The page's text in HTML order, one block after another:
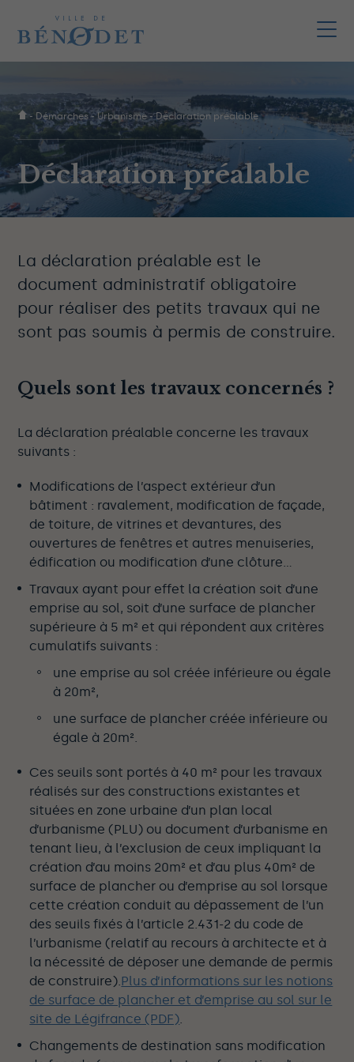
- Démarches-Urbanisme-Déclaration préalable
Déclaration préalable
La déclaration préalable est le
document administratif obligatoire
pour réaliser des petits travaux qui ne
sont pas soumis à permis de construire.
Quels sont les travaux concernés ?
La déclaration préalable concerne les travaux
suivants :
Modifications de l’aspect extérieur d’un
bâtiment : ravalement, modification de façade,
de toiture, de vitrines et devantures, des
ouvertures de fenêtres et autres menuiseries,
édification ou modification d’une clôture…
Travaux ayant pour effet la création soit d’une
emprise au sol, soit d’une surface de plancher
supérieure à 5 m² et qui répondent aux critères
cumulatifs suivants :
une emprise au sol créée inférieure ou égale
à 20m²,
une surface de plancher créée inférieure ou
égale à 20m².
Ces seuils sont portés à 40 m² pour les travaux
réalisés sur des constructions existantes et
situées en zone urbaine d’un plan local
d’urbanisme (PLU) ou document d’urbanisme en
tenant lieu, à l’exclusion de ceux impliquant la
création d’au moins 20m² et d’au plus 40m² de
surface de plancher ou d’emprise au sol lorsque
cette création conduit au dépassement de l’un
des seuils fixés à l’article 2.431-2 du code de
l’urbanisme (relatif au recours à architecte et à
la nécessité de déposer une demande de permis
de construire).Plus d’informations sur les notions
de surface de plancher et d’emprise au sol sur le
site de Légifrance (PDF).
Changements de destination sans modification